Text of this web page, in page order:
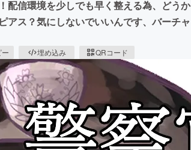
配信環境を少しでも早く整える為、どうか
アス？気にしないでいいんです、バーチャ
埋め込み QRコード